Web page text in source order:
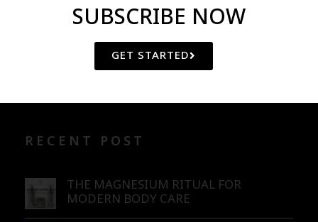
CATEGORIES
RECENT POST
THE MAGNESIUM RITUAL FOR
MODERN BODY CARE
SUBSCRIBE NOW
GET STARTED